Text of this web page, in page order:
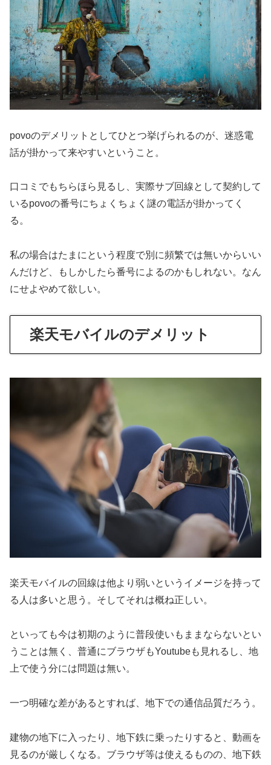
povoのデメリットとしてひとつ挙げられるのが、迷惑電
話が掛かって来やすいということ。
口コミでもちらほら見るし、実際サブ回線として契約して
いるpovoの番号にちょくちょく謎の電話が掛かってく
る。
私の場合はたまにという程度で別に頻繁では無いからいい
んだけど、もしかしたら番号によるのかもしれない。なん
にせよやめて欲しい。
楽天モバイルのデメリット
楽天モバイルの回線は他より弱いというイメージを持って
る人は多いと思う。そしてそれは概ね正しい。
といっても今は初期のように普段使いもままならないとい
うことは無く、普通にブラウザもYoutubeも見れるし、地
上で使う分には問題は無い。
一つ明確な差があるとすれば、地下での通信品質だろう。
建物の地下に入ったり、地下鉄に乗ったりすると、動画を
見るのが厳しくなる。ブラウザ等は使えるものの、地下鉄